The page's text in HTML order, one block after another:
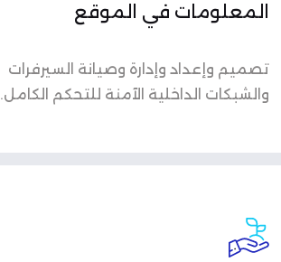
المعلومات في الموقع
تصميم وإعداد وإدارة وصيانة السيرفرات
والشبكات الداخلية الآمنة للتحكم الكامل.